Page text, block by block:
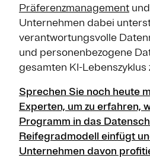
Präferenzmanagement und
Unternehmen dabei
verantwortungsvolle
und personenbezogene
gesamten KI-Lebenszyklus
Sprechen Sie noch heute
Experten, um zu erfahren,
Programm in das
Reifegradmodell einfügt
Unternehmen davon